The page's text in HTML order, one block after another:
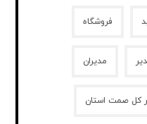
فروشگاه
مدیران
کل صمت استان